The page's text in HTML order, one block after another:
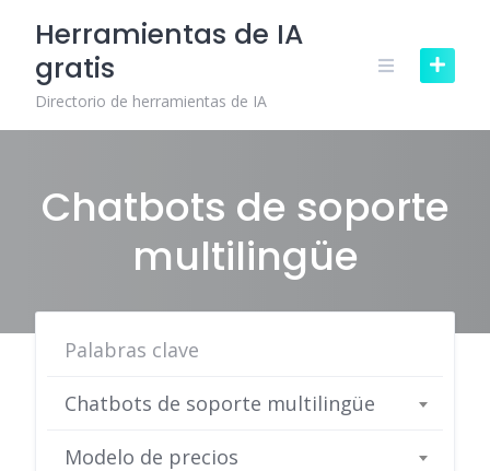
content
Herramientas de IA
gratis
Directorio de herramientas de IA
Chatbots de soporte
multilingüe
Chatbots de soporte multilingüe
Modelo de precios